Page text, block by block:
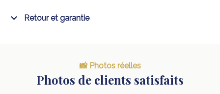
Retour et garantie
📸 Photos réelles
Photos de clients satisfaits